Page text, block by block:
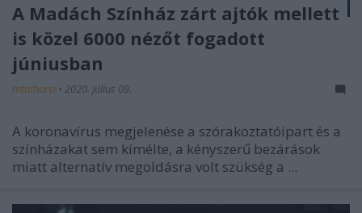
A Madách Színház zárt ajtók mellett
is közel 6000 nézőt fogadott
júniusban
mtothorsi • 2020. július 09.
A koronavírus megjelenése a szórakoztatóipart és a
színházakat sem kímélte, a kényszerű bezárások
miatt alternatív megoldásra volt szükség a ...